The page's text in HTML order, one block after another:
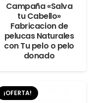
Campaña «Salva
tu Cabello»
Fabricacion de
pelucas Naturales
con Tu pelo o pelo
donado
¡OFERTA!